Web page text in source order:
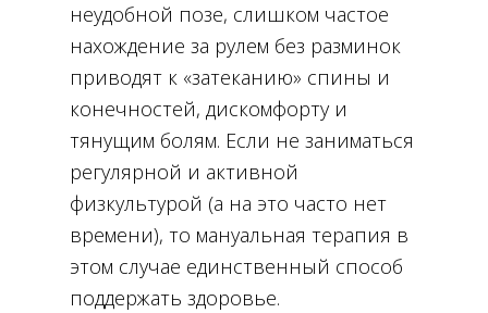
неудобной позе, слишком частое
нахождение за рулем без разминок
приводят к «затеканию» спины и
конечностей, дискомфорту и
тянущим болям. Если не заниматься
регулярной и активной
физкультурой (а на это часто нет
времени), то мануальная терапия в
этом случае единственный способ
поддержать здоровье.